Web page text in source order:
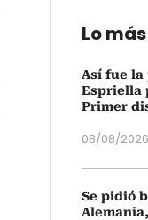
Lo
Así fue la
Espriella
Primer
08/08/2026
Se pidió